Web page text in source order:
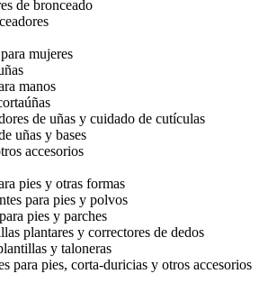
de bronceado
mujeres
manos
de uñas y cuidado de cutículas
uñas y bases
accesorios
pies y otras formas
para pies y polvos
pies y parches
plantares y correctores de dedos
y taloneras
para pies, corta-duricias y otros accesorios